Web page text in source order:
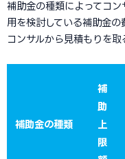
補助金の種類によってコン
用を検討している補助金
コンサルから見積もりを取
補助金の種類
補
助
上
限